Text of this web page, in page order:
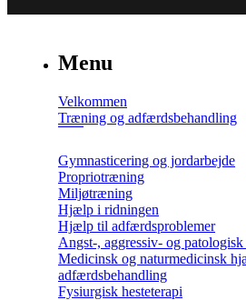
Menu
Velkommen
Træning og adfærdsbehandling
Gymnasticering og jordarbejde
Propriotræning
Miljøtræning
Hjælp i ridningen
Hjælp til adfærdsproblemer
Angst-, aggressiv- og
Medicinsk og naturmedicinsk
adfærdsbehandling
Fysiurgisk hesteterapi